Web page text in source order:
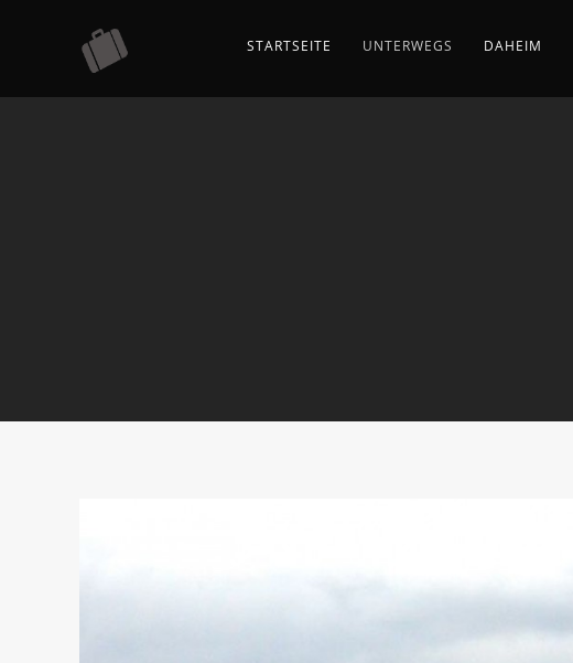
STARTSEITE UNTERWEGS DAHEIM